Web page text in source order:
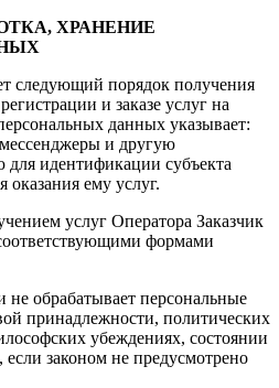
ХРАНЕНИЕ
следующий порядок получения
и заказе услуг на
данных указывает:
и другую
идентификации субъекта
ему услуг.
услуг Оператора Заказчик
формами
не обрабатывает персональные
принадлежности, политических
убеждениях, состоянии
законом не предусмотрено